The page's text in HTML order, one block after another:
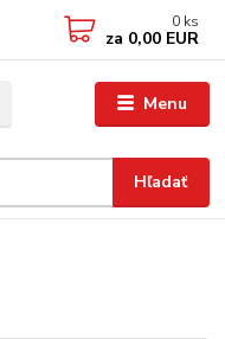
Menu
Hľadať
0 ks
za 0,00 EUR